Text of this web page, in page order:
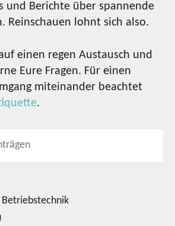
und Berichte über spannende
Reinschauen lohnt sich also.
einen regen Austausch und
Eure Fragen. Für einen
miteinander beachtet
.